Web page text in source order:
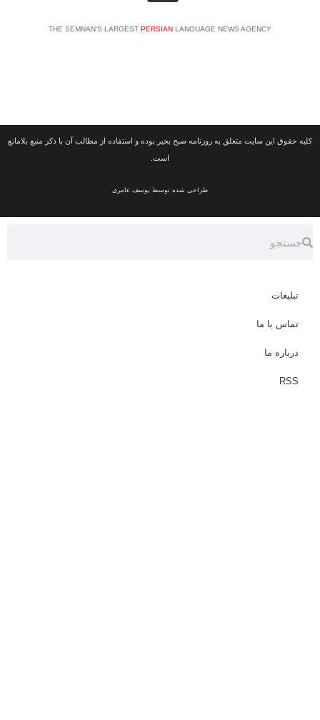
THE SEMNAN’S LARGESTPERSIANLANGUAGE NEWS AGENCY
سایت متعلق به روزنامه صبح بخیر بوده و استفاده از مطالب آن با ذکر منبع بلامانع
طراحی شده توسط یوسف عامری